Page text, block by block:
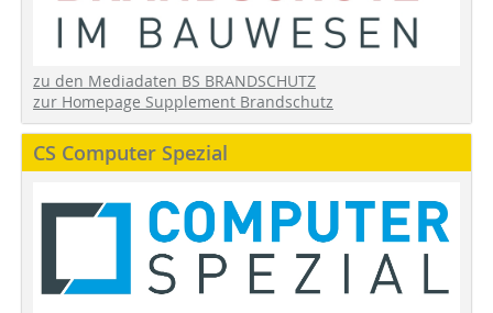
zu den Mediadaten BS BRANDSCHUTZ
zur Homepage Supplement Brandschutz
CS Computer Spezial